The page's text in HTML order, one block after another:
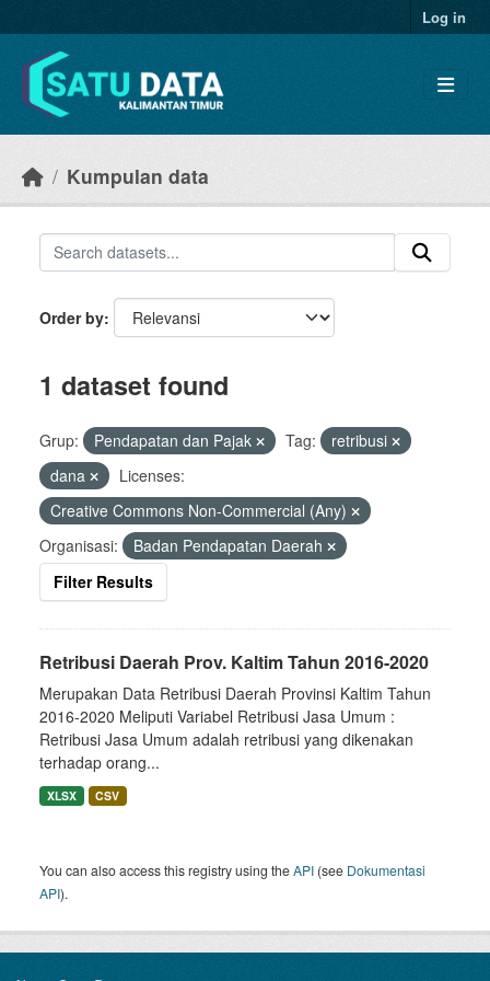
Log in
Kumpulan data
Order by
1 dataset found
Grup: Pendapatan dan Pajak Tag:
retribusi
dana
Licenses:
Creative Commons Non-Commercial (Any)
Organisasi:
Badan Pendapatan Daerah
Filter Results
Retribusi Daerah Prov. Kaltim Tahun 2016-2020
Merupakan Data Retribusi Daerah Provinsi Kaltim Tahun
2016-2020 Meliputi Variabel Retribusi Jasa Umum :
Retribusi Jasa Umum adalah retribusi yang dikenakan
terhadap orang...
XLSX CSV
You can also access this registry using theAPI (see Dokumentasi
API).